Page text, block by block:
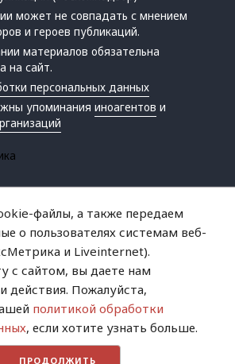
может не совпадать с мнением
и героев публикаций.
материалов обязательна
на сайт.
персональных данных
упоминанияиноагентов и
файлы, а также передаем
о пользователях системам веб-
и Liveinternet).
с сайтом, вы даете нам
действия. Пожалуйста,
политикой обработки
, если хотите узнать больше.
ПРОДОЛЖИТЬ